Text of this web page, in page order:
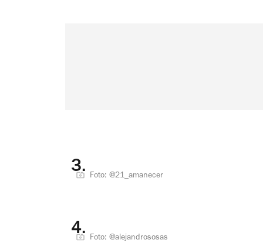
3. Foto: @21_amanecer
4. Foto: @alejandrososas